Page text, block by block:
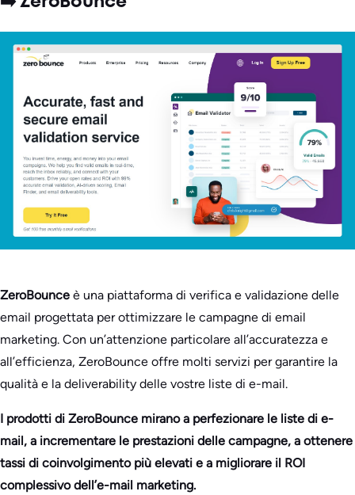
ZeroBounce è una piattaforma di verifica e validazione delle
email progettata per ottimizzare le campagne di email
marketing. Con un’attenzione particolare all’accuratezza e
all’efficienza, ZeroBounce offre molti servizi per garantire la
qualità e la deliverability delle vostre liste di e-mail.
I prodotti di ZeroBounce mirano a perfezionare le liste di e-
mail, a incrementare le prestazioni delle campagne, a ottenere
tassi di coinvolgimento più elevati e a migliorare il ROI
complessivo dell’e-mail marketing.